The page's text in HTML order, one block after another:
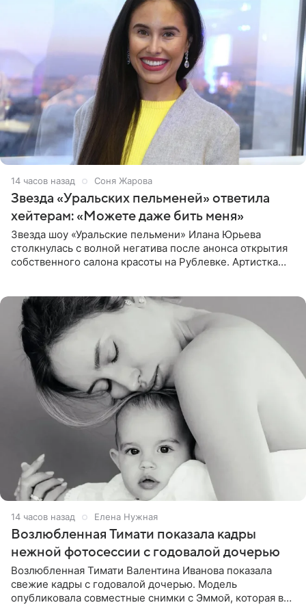
14 часов назад Соня Жарова
Звезда «Уральских пельменей» ответила
хейтерам: «Можете даже бить меня»
Звезда шоу «Уральские пельмени» Илана Юрьева
столкнулась с волной негатива после анонса открытия
собственного салона красоты на Рублевке. Артистка
14 часов назад Елена Нужная
Возлюбленная Тимати показала кадры
нежной фотосессии с годовалой дочерью
Возлюбленная Тимати Валентина Иванова показала
свежие кадры с годовалой дочерью. Модель
опубликовала совместные снимки с Эммой, которая в